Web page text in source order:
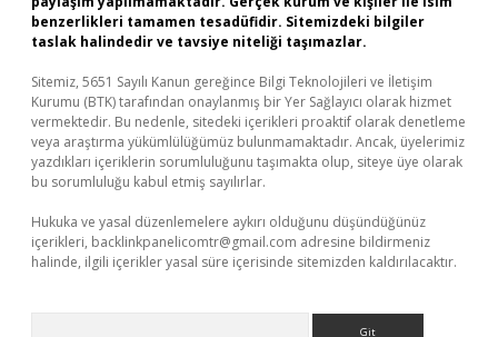
benzerlikleri tamamen tesadüfidir. Sitemizdeki bilgiler
taslak halindedir ve tavsiye niteliği taşımazlar.
Sitemiz, 5651 Sayılı Kanun gereğince Bilgi Teknolojileri ve İletişim
Kurumu (BTK) tarafından onaylanmış bir Yer Sağlayıcı olarak hizmet
vermektedir. Bu nedenle, sitedeki içerikleri proaktif olarak denetleme
veya araştırma yükümlülüğümüz bulunmamaktadır. Ancak, üyelerimiz
yazdıkları içeriklerin sorumluluğunu taşımakta olup, siteye üye olarak
bu sorumluluğu kabul etmiş sayılırlar.
Hukuka ve yasal düzenlemelere aykırı olduğunu düşündüğünüz
içerikleri, backlinkpanelicomtr@gmail.com adresine bildirmeniz
halinde, ilgili içerikler yasal süre içerisinde sitemizden kaldırılacaktır.